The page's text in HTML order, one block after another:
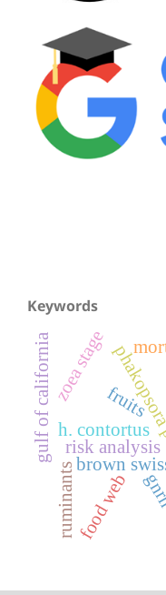
Keywords
risk analysis
brown
h. contortus
fruits
ruminants food web
gulf of californiazoea stage